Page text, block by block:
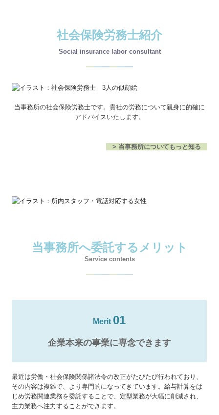
社会保険労務士紹介
Social insurance labor consultant
――――――
当事務所の社会保険労務士です。貴社の労務について親身に的確に
アドバイスいたします。
> 当事務所についてもっと知る
当事務所へ委託するメリット
Service contents
――――――
Merit 01
企業本来の事業に専念できます
最近は労働・社会保険関係諸法令の改正がたびたび行われており、
その内容は複雑で、より専門的になってきています。給与計算をは
じめ労務関連業務を委託することで、定型業務が大幅に削減され、
主力業務へ注力することができます。